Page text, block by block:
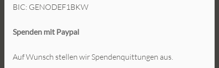
BIC: GENODEF1BKW
Spenden mit Paypal
Auf Wunsch stellen wir Spendenquittungen aus.